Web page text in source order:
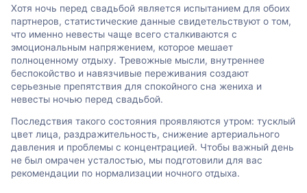
Хотя ночь перед свадьбой является испытанием для обоих
партнеров, статистические данные свидетельствуют о том,
что именно невесты чаще всего сталкиваются с
эмоциональным напряжением, которое мешает
полноценному отдыху. Тревожные мысли, внутреннее
беспокойство и навязчивые переживания создают
серьезные препятствия для спокойного сна жениха и
невесты ночью перед свадьбой.
Последствия такого состояния проявляются утром: тусклый
цвет лица, раздражительность, снижение артериального
давления и проблемы с концентрацией. Чтобы важный день
не был омрачен усталостью, мы подготовили для вас
рекомендации по нормализации ночного отдыха.